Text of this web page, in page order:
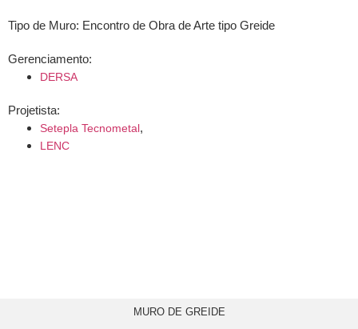
Tipo de Muro: Encontro de Obra de Arte tipo Greide
Gerenciamento:
DERSA
Projetista:
Setepla Tecnometal,
LENC
MURO DE GREIDE